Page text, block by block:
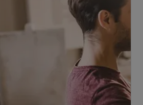
ook tijdens en na de werken
best niet uit het oog. Met deze
in het gehele traject.